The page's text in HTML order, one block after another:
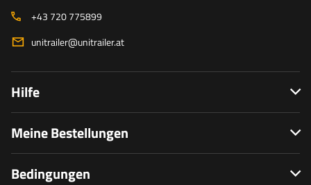
+43 720 775899
unitrailer@unitrailer.at
Hilfe
Meine Bestellungen
Bedingungen